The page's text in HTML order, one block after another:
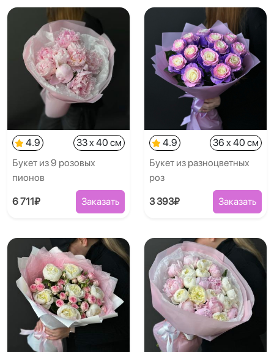
4.9
33 x 40 см
Букет из 9 розовых
пионов
6 711₽ Заказать
4.9
36 x 40 см
Букет из разноцветных
роз
3 393₽ Заказать